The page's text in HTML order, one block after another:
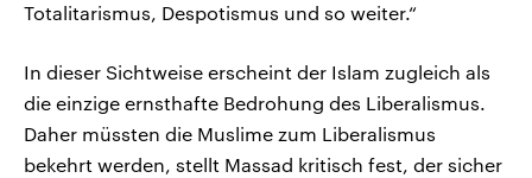
Totalitarismus, Despotismus und so weiter.“
In dieser Sichtweise erscheint der Islam zugleich als
die einzige ernsthafte Bedrohung des Liberalismus.
Daher müssten die Muslime zum Liberalismus
bekehrt werden, stellt Massad kritisch fest, der sicher